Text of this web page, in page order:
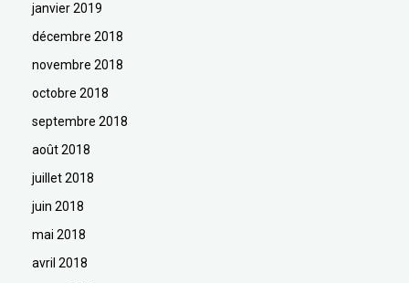
janvier 2019
décembre 2018
novembre 2018
octobre 2018
septembre 2018
août 2018
juillet 2018
juin 2018
mai 2018
avril 2018